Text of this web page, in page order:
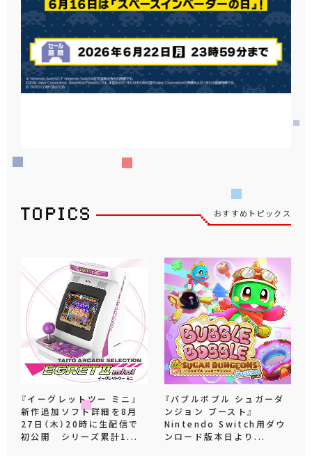
おすすめトピックス
『イーグレットツー ミニ』
新作追加ソフト詳細を8月
27日（木）20時に生配信で
初公開 シリーズ累計1...
『バブルボブル シュガーダ
ンジョン ブースト』
Nintendo Switch用ダウ
ンロード版本日より...